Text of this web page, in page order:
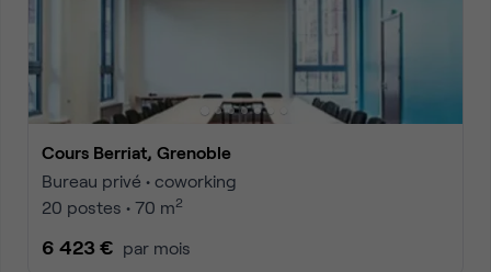
Cours Berriat, Grenoble
Bureau privé • coworking
20 postes • 70 m2
6 423 € par mois